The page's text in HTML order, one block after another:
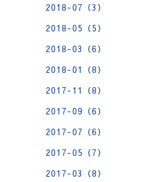
2018-07（3）
2018-05（5）
2018-03（6）
2018-01（8）
2017-11（8）
2017-09（6）
2017-07（6）
2017-05（7）
2017-03（8）